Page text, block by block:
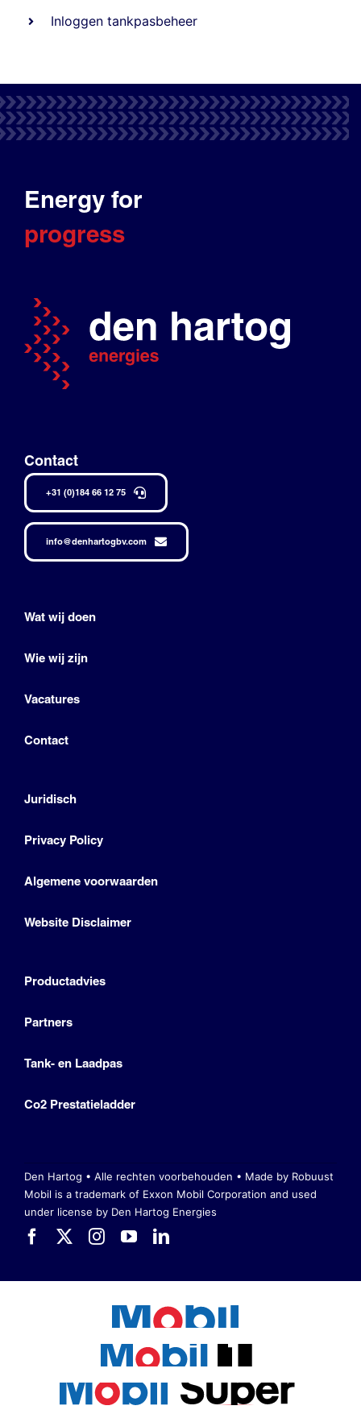
Inloggen tankpasbeheer
Energy for
progress
Contact
+31 (0)184 66 12 75
info@denhartogbv.com
Wat wij doen
Wie wij zijn
Vacatures
Contact
Juridisch
Privacy Policy
Algemene voorwaarden
Website Disclaimer
Productadvies
Partners
Tank- en Laadpas
Co2 Prestatieladder
Den Hartog • Alle rechten voorbehouden • Made by Robuust
Mobil is a trademark of Exxon Mobil Corporation and used
under license by Den Hartog Energies